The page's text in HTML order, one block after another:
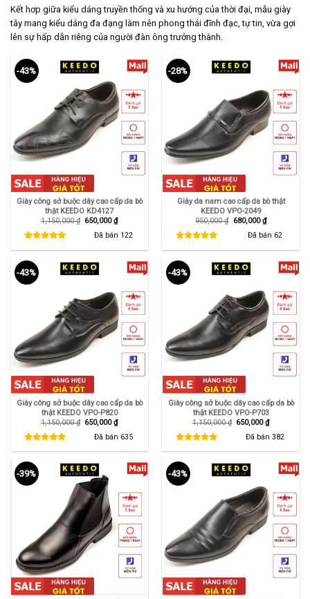
Kết hơp giữa kiểu dáng truyền thống và xu hướng của thời đại, mẫu giày
tây mang kiểu dáng đa đạng làm nên phong thái đĩnh đạc, tự tin, vừa gợi
lên sự hấp dẫn riêng của người đàn ông trưởng thành.
-43%
Giày công sở buộc dây cao cấp da bò
thật KEEDO KD4127
1,150,000₫ Giá
650,000₫Giá
hiện
tại
Đã bán 122
-28%
Giày da nam cao cấp da bò thật
KEEDO VPO-2049
950,000₫ Giá
680,000₫Giá
hiện
tại
Đã bán 62
-43%
Giày công sở buộc dây cao cấp da bò
thật KEEDO VPO-P820
1,150,000₫ Giá
1,150,000 ₫.
650,000₫Giá
hiện
tại
là:
650,000 ₫.
Đã bán 635
-43%
Giày công sở buộc dây cao cấp da bò
thật KEEDO VPO-P703
1,150,000₫ Giá
1,150,000 ₫.
650,000₫Giá
hiện
tại
là:
650,000 ₫.
Đã bán 382
-39% -43%